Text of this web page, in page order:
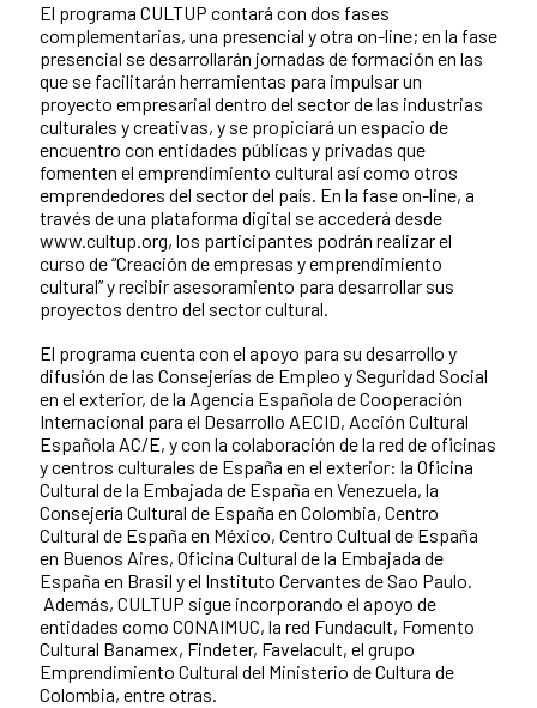
El programa CULTUP contará con dos fases
complementarias, una presencial y otra on-line; en la fase
presencial se desarrollarán jornadas de formación en las
que se facilitarán herramientas para impulsar un
proyecto empresarial dentro del sector de las industrias
culturales y creativas, y se propiciará un espacio de
encuentro con entidades públicas y privadas que
fomenten el emprendimiento cultural así como otros
emprendedores del sector del país. En la fase on-line, a
través de una plataforma digital se accederá desde
www.cultup.org, los participantes podrán realizar el
curso de “Creación de empresas y emprendimiento
cultural” y recibir asesoramiento para desarrollar sus
proyectos dentro del sector cultural.
El programa cuenta con el apoyo para su desarrollo y
difusión de las Consejerías de Empleo y Seguridad Social
en el exterior, de la Agencia Española de Cooperación
Internacional para el Desarrollo AECID, Acción Cultural
Española AC/E, y con la colaboración de la red de oficinas
y centros culturales de España en el exterior: la Oficina
Cultural de la Embajada de España en Venezuela, la
Consejería Cultural de España en Colombia, Centro
Cultural de España en México, Centro Cultual de España
en Buenos Aires, Oficina Cultural de la Embajada de
España en Brasil y el Instituto Cervantes de Sao Paulo.
Además, CULTUP sigue incorporando el apoyo de
entidades como CONAIMUC, la red Fundacult, Fomento
Cultural Banamex, Findeter, Favelacult, el grupo
Emprendimiento Cultural del Ministerio de Cultura de
Colombia, entre otras.